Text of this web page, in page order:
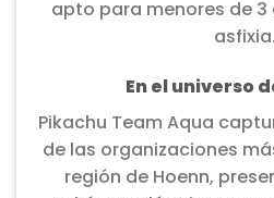
apto para menores de
asfixia.
En el universo
Pikachu Team Aqua
de las organizaciones
región de Hoenn,